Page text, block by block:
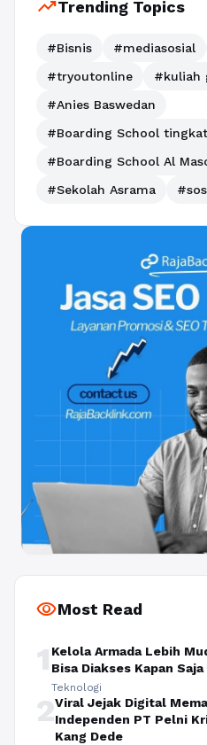
trending_upTrending Topics
#Bisnis #mediasosial
#tryoutonline
#kuliah
#Anies Baswedan
#Boarding School
#Boarding School Al
#Sekolah Asrama
visibilityMost Read
1 Kelola Armada Lebih
Bisa Diakses Kapan Saja
Teknologi
2Viral Jejak Digital
Independen PT Pelni
Kang Dede